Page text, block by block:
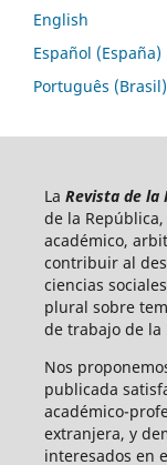
English
Español (España)
Português (Brasil)
La Revista de la
de la
académico,
contribuir al
ciencias
plural sobre
de trabajo de la
Nos
publicada
académico-
extranjera, y
interesados en